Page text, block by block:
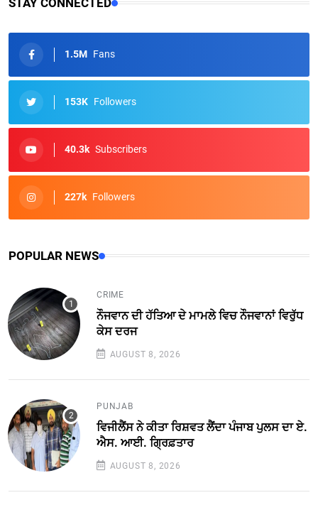
1.5M Fans
153K Followers
40.3k Subscribers
227k Followers
POPULAR NEWS
CRIME
ਨੌਜਵਾਨ ਦੀ ਹੱਤਿਆ ਦੇ ਮਾਮਲੇ ਵਿਚ ਨੌਜਵਾਨਾਂ ਵਿਰੁੱਧ
ਕੇਸ ਦਰਜ
AUGUST 8, 2026
PUNJAB
ਵਿਜੀਲੈਂਸ ਨੇ ਕੀਤਾ ਰਿਸ਼ਵਤ ਲੈਂਦਾ ਪੰਜਾਬ ਪੁਲਸ ਦਾ ਏ.
ਐਸ. ਆਈ. ਗ੍ਰਿਫ਼ਤਾਰ
AUGUST 8, 2026